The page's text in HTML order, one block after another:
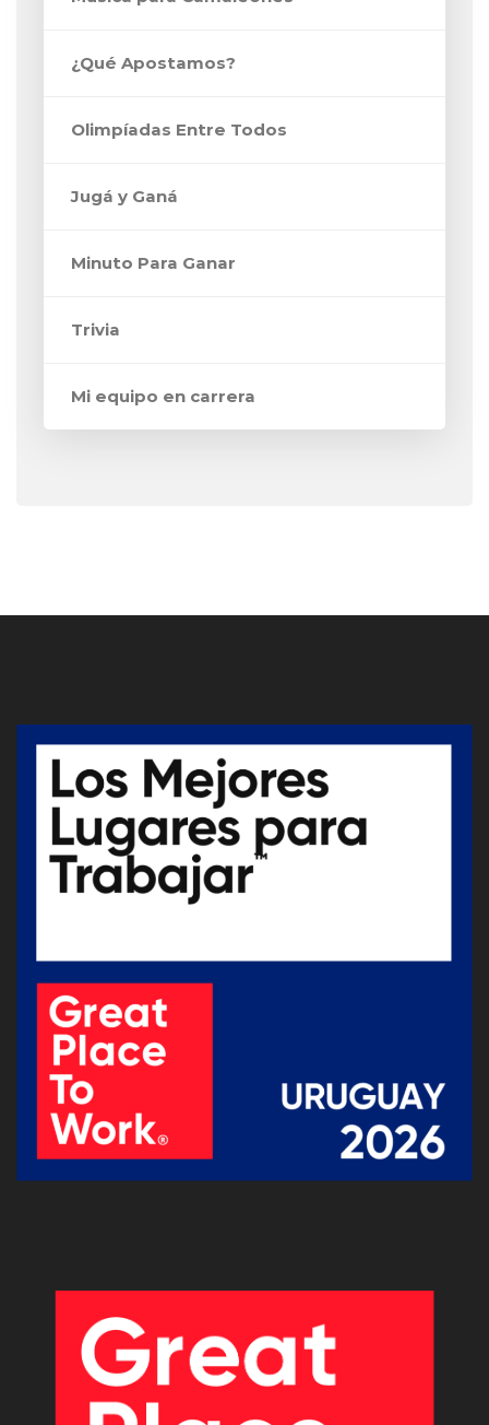
¿Qué Apostamos?
Olimpíadas Entre Todos
Jugá y Ganá
Minuto Para Ganar
Trivia
Mi equipo en carrera